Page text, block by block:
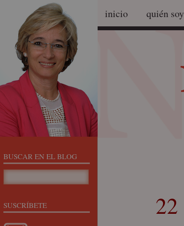
inicio quién soy
22
BUSCAR EN EL BLOG
SUSCRÍBETE